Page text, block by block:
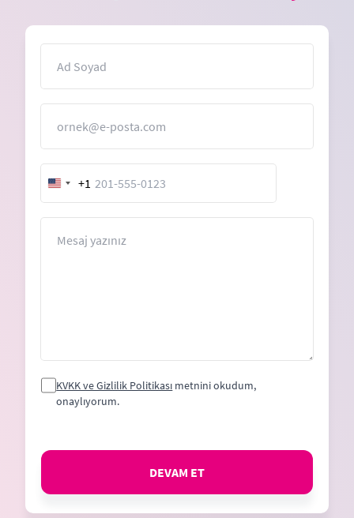
United
States
+1
KVKK ve Gizlilik Politikası metnini okudum,
onaylıyorum.
DEVAM ET